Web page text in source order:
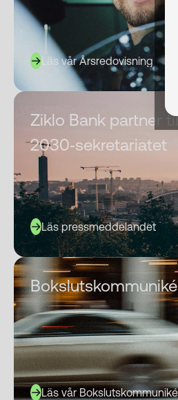
Läs vår Årsredovisning
Ziklo Bank partner
2030‑sekretariatet
Läs pressmeddelandet
Läs vår Boksluts­kommuniké